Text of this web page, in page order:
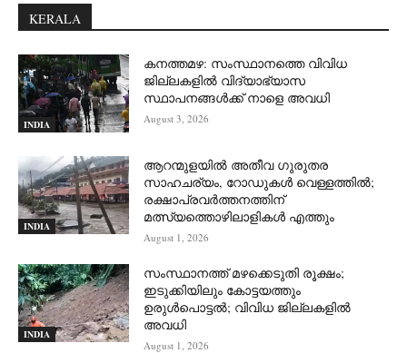
KERALA
INDIA
കനത്തമഴ: സംസ്ഥാനത്തെ വിവിധ
ജില്ലകളിൽ വിദ്യാഭ്യാസ
സ്ഥാപനങ്ങൾക്ക് നാളെ അവധി
August 3, 2026
INDIA
ആറന്മുളയില്‍ അതീവ ഗുരുതര
സാഹചര്യം, റോഡുകള്‍ വെള്ളത്തില്‍;
രക്ഷാപ്രവര്‍ത്തനത്തിന്
മത്സ്യത്തൊഴിലാളികള്‍ എത്തും
August 1, 2026
INDIA
സംസ്ഥാനത്ത് മഴക്കെടുതി രൂക്ഷം;
ഇടുക്കിയിലും കോട്ടയത്തും
ഉരുള്‍പൊട്ടല്‍; വിവിധ ജില്ലകളില്‍
അവധി
August 1, 2026